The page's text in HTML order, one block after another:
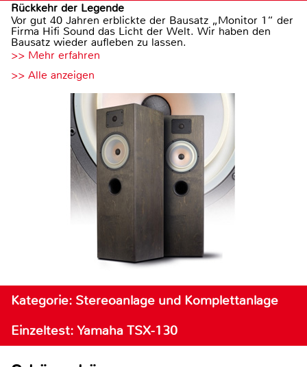
Rückkehr der Legende
Vor gut 40 Jahren erblickte der Bausatz „Monitor 1“ der
Firma Hifi Sound das Licht der Welt. Wir haben den
Bausatz wieder aufleben zu lassen.
>> Mehr erfahren
>> Alle anzeigen
Kategorie: Stereoanlage und Komplettanlage
Einzeltest: Yamaha TSX-130